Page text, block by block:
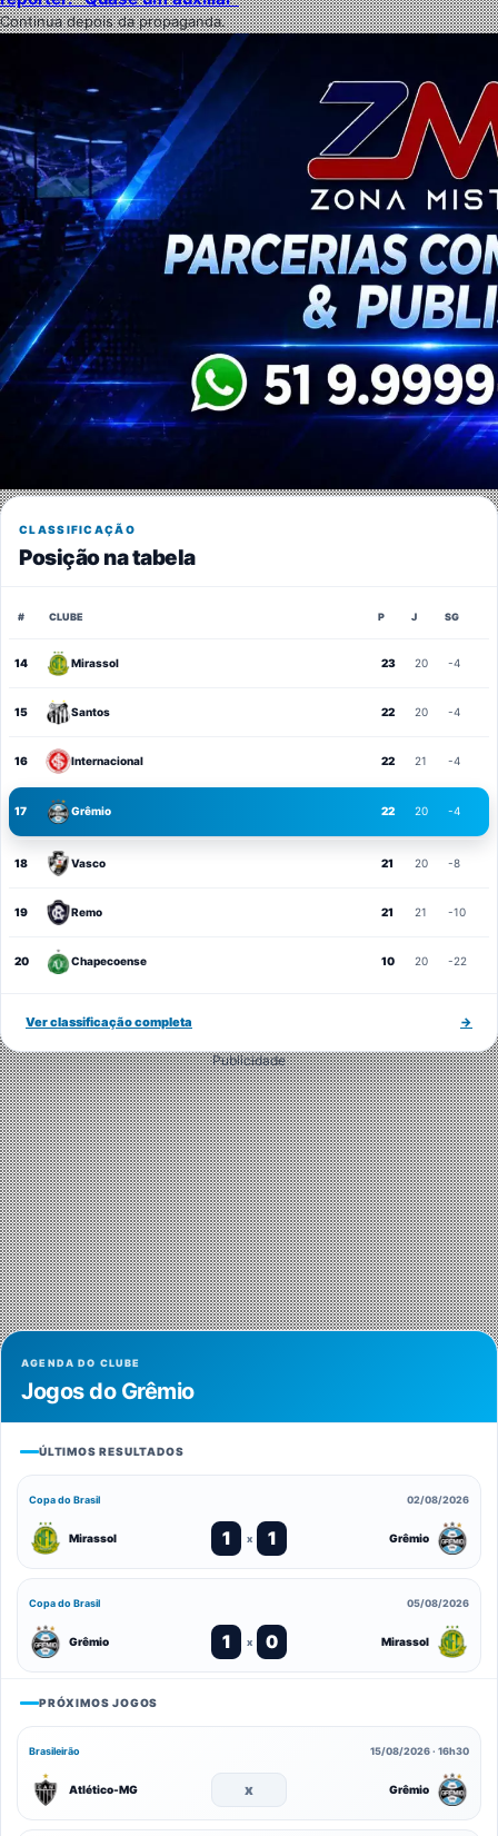
Continua depois da propaganda.
CLASSIFICAÇÃO
Posição na tabela
# CLUBE P J SG
14 Mirassol 23 20 -4
15 Santos 22 20 -4
16 Internacional 22 21 -4
17 Grêmio 22 20 -4
18 Vasco 21 20 -8
19 Remo 21 21 -10
20 Chapecoense 10 20 -22
Ver classificação completa →
Publicidade
AGENDA DO CLUBE
Jogos do Grêmio
ÚLTIMOS RESULTADOS
Copa do Brasil 02/08/2026
Mirassol 1 x 1 Grêmio
Copa do Brasil 05/08/2026
Grêmio 1 x 0 Mirassol
PRÓXIMOS JOGOS
Brasileirão 15/08/2026 · 16h30
Atlético-MG x Grêmio